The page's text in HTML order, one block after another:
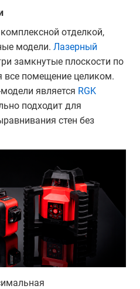
отделкой,
модели. Лазерный
замкнутые плоскости по
все помещение целиком.
является RGK
подходит для
стен без